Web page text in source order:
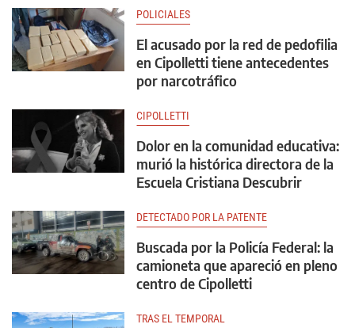
POLICIALES
El acusado por la red de pedofilia
en Cipolletti tiene antecedentes
por narcotráfico
CIPOLLETTI
Dolor en la comunidad educativa:
murió la histórica directora de la
Escuela Cristiana Descubrir
DETECTADO POR LA PATENTE
Buscada por la Policía Federal: la
camioneta que apareció en pleno
centro de Cipolletti
TRAS EL TEMPORAL